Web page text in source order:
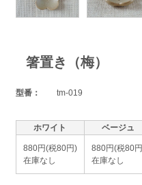
箸置き（梅）
型番： tm-019
ホワイト ベージュ
880円(税80円)
在庫なし
880円(税80
在庫なし